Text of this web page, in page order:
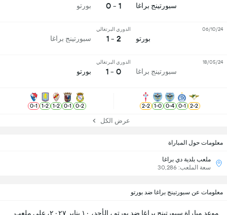
معلومات حول المباراة
ملعب بلدية دي براغا
سعة الملعب: 30,286
سبورتينج براغا 1 - 0 بورتو
بورتو
الدوري البرتغالي
2 - 1 سبورتينج براغا
06/10/24
سبورتينج براغا
الدوري البرتغالي
0 - 1 بورتو
18/05/24
2
-
2
1
-
0
4
-
0
0
-
1
2
-
2
2
-
0
1
-
0
2
-
1
2
-
1
1
-
0
عرض الكل
معلومات عن سبورتينج براغا ضد بورتو
موعد مباراة سبورتينج براغا ضد بورتو
، الأحد، ١٠ يناير ٢٠٢٧، على ملعب